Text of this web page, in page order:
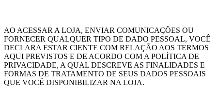
AO ACESSAR A LOJA, ENVIAR COMUNICAÇÕES OU
FORNECER QUALQUER TIPO DE DADO PESSOAL, VOCÊ
DECLARA ESTAR CIENTE COM RELAÇÃO AOS TERMOS
AQUI PREVISTOS E DE ACORDO COM A POLÍTICA DE
PRIVACIDADE, A QUAL DESCREVE AS FINALIDADES E
FORMAS DE TRATAMENTO DE SEUS DADOS PESSOAIS
QUE VOCÊ DISPONIBILIZAR NA LOJA.